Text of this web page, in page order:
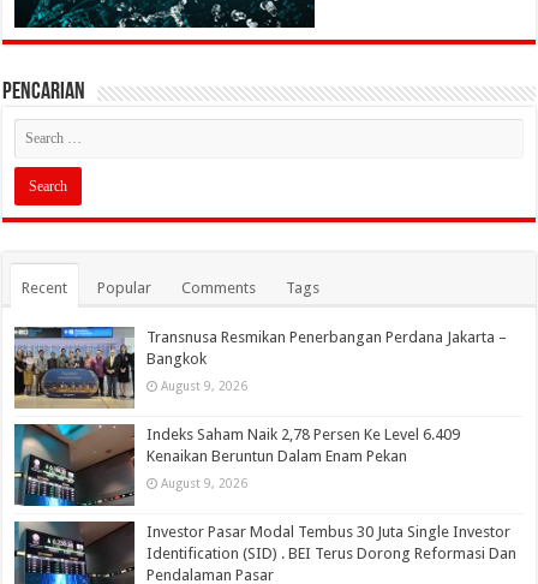
PENCARIAN
Recent Popular Comments Tags
Transnusa Resmikan Penerbangan Perdana Jakarta –
Bangkok
August 9, 2026
Indeks Saham Naik 2,78 Persen Ke Level 6.409
Kenaikan Beruntun Dalam Enam Pekan
August 9, 2026
Investor Pasar Modal Tembus 30 Juta Single Investor
Identification (SID) . BEI Terus Dorong Reformasi Dan
Pendalaman Pasar